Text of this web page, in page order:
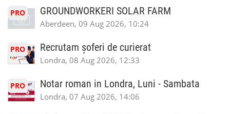
PRO GROUNDWORKERI SOLAR FARM
Aberdeen, 09 Aug 2026, 10:24
PRO Recrutam șoferi de curierat
Londra, 08 Aug 2026, 12:33
PRO Notar roman in Londra, Luni - Sambata
Londra, 07 Aug 2026, 14:06